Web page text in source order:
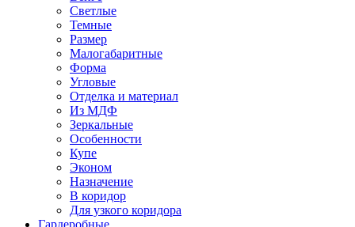
Светлые
Темные
Размер
Малогабаритные
Форма
Угловые
Отделка и материал
Из МДФ
Зеркальные
Особенности
Купе
Эконом
Назначение
В коридор
Для узкого коридора
Гардеробные